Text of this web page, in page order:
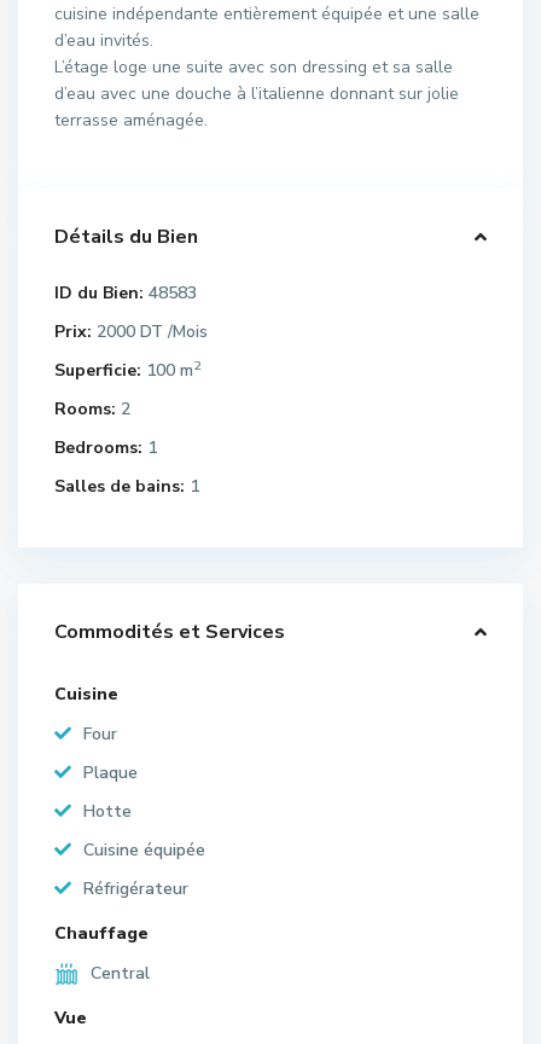
cuisine indépendante entièrement équipée et une salle
d’eau invités.
L’étage loge une suite avec son dressing et sa salle
d’eau avec une douche à l’italienne donnant sur jolie
terrasse aménagée.
Détails du Bien
ID du Bien: 48583
Prix: 2000 DT /Mois
Superficie: 100 m2
Rooms: 2
Bedrooms: 1
Salles de bains: 1
Commodités et Services
Cuisine
Four
Plaque
Hotte
Cuisine équipée
Réfrigérateur
Chauffage
Central
Vue